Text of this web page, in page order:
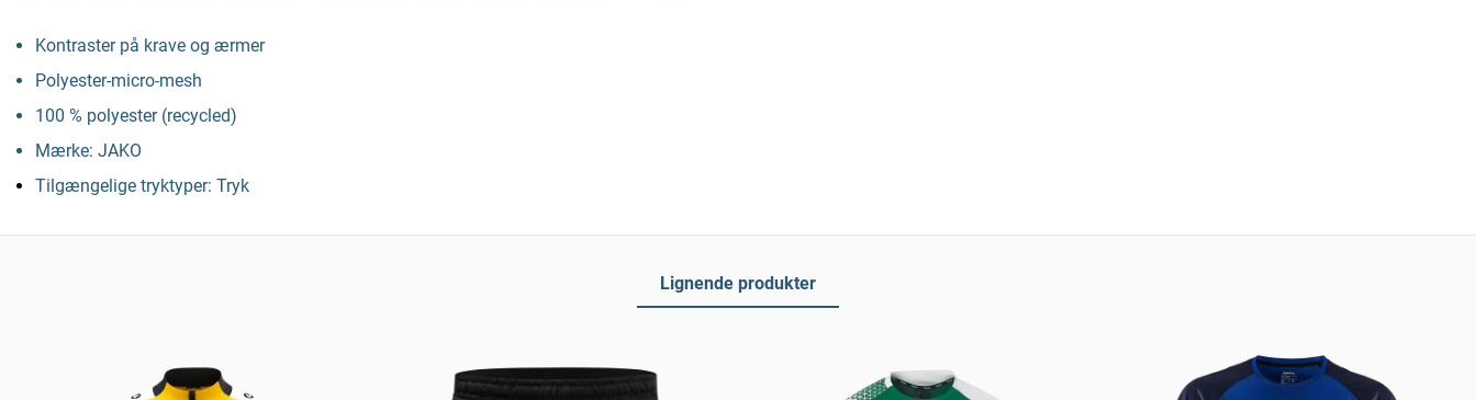
Kontraster på krave og ærmer
Polyester-micro-mesh
100 % polyester (recycled)
Mærke: JAKO
Tilgængelige tryktyper: Tryk
Lignende produkter